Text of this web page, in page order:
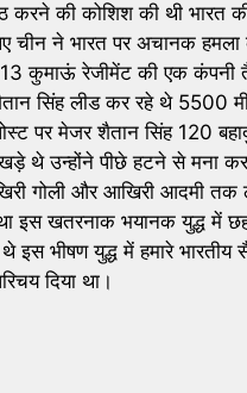
की कोशिश की थी भारत
चीन ने भारत पर अचानक हमला
13 कुमाऊं रेजीमेंट की एक कंपनी
सिंह लीड कर रहे थे 5500
पर मेजर शैतान सिंह 120
थे उन्होंने पीछे हटने से मना कर
गोली और आखिरी आदमी तक
इस खतरनाक भयानक युद्ध में
इस भीषण युद्ध में हमारे भारतीय
दिया था।